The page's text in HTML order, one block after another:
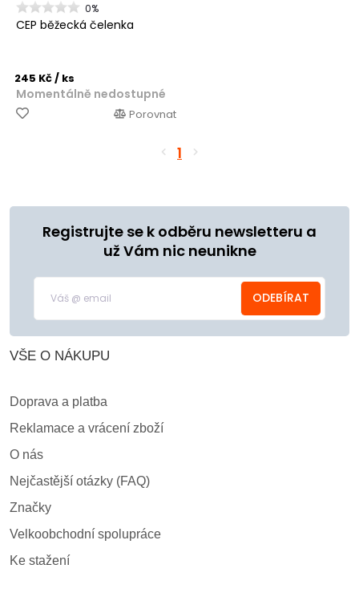
0%
CEP běžecká čelenka
245 Kč/ ks
Momentálně nedostupné
Porovnat
1
Registrujte se k odběru newsletteru a
už Vám nic neunikne
ODEBÍRAT
VŠE O NÁKUPU
Doprava a platba
Reklamace a vrácení zboží
O nás
Nejčastější otázky (FAQ)
Značky
Velkoobchodní spolupráce
Ke stažení